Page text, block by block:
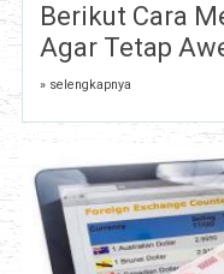
Berikut Cara
Agar Tetap
» selengkapnya